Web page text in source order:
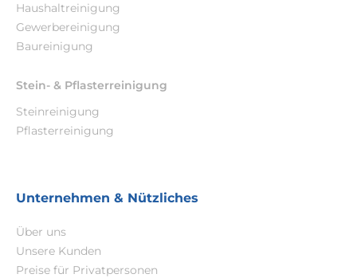
Haushaltreinigung
Gewerbereinigung
Baureinigung
Stein- & Pflasterreinigung
Steinreinigung
Pflasterreinigung
Unternehmen & Nützliches
Über uns
Unsere Kunden
Preise für Privatpersonen